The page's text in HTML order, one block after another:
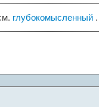
глубокомысленный .